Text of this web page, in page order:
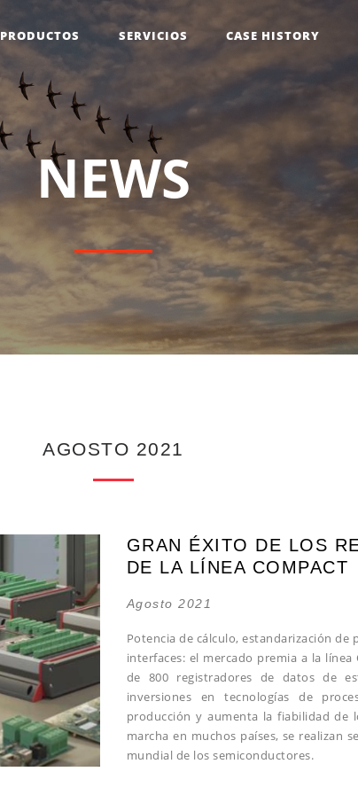
PRODUCTOS SERVICIOS CASE HISTORY
NEWS
AGOSTO 2021
GRAN ÉXITO DE LOS
DE LA LÍNEA COMPACT
Agosto 2021
Potencia de cálculo, estandarización
interfaces: el mercado premia a la
de 800 registradores de datos de
inversiones en tecnologías de
producción y aumenta la fiabilidad de
marcha en muchos países, se realizan
mundial de los semiconductores.